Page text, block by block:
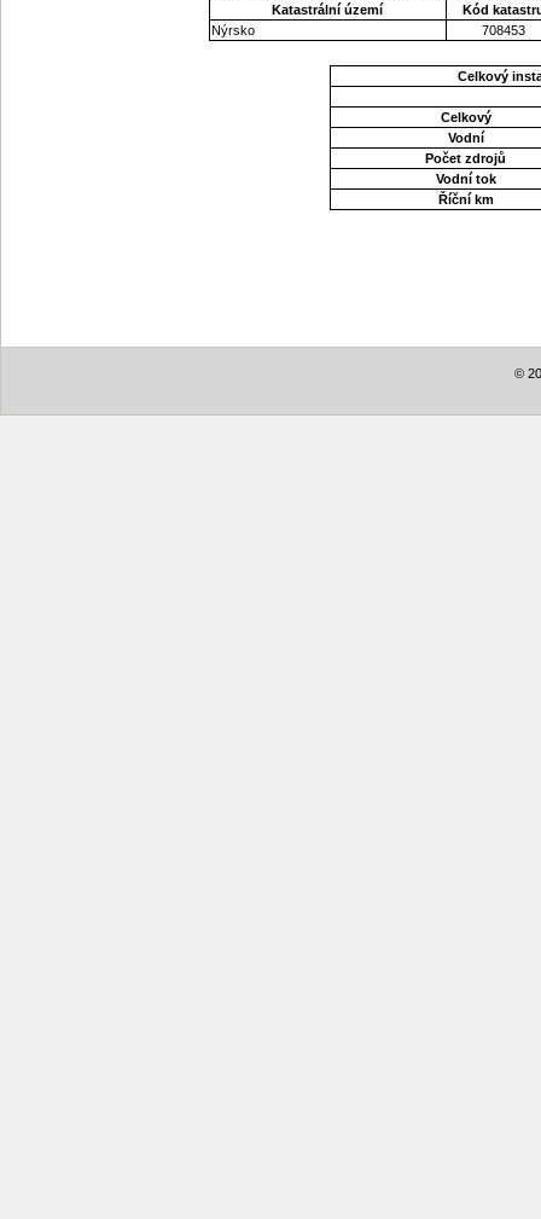
Katastrální území
Kód
Nýrsko
708453
Celkový
Celkový
Vodní
Počet zdrojů
Vodní tok
Říční km
©